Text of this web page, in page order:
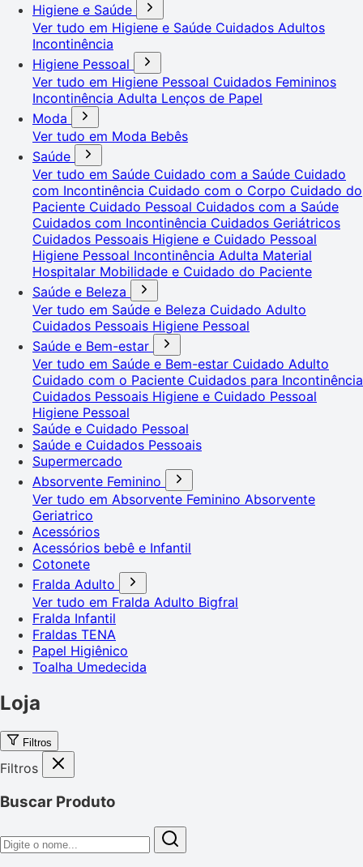
Higiene e Saúde
Ver tudo em Higiene e Saúde Cuidados Adultos
Incontinência
Higiene Pessoal
Ver tudo em Higiene Pessoal Cuidados Femininos
Incontinência Adulta Lenços de Papel
Moda
Ver tudo em Moda Bebês
Saúde
Ver tudo em Saúde Cuidado com a Saúde Cuidado
com Incontinência Cuidado com o Corpo Cuidado do
Paciente Cuidado Pessoal Cuidados com a Saúde
Cuidados com Incontinência Cuidados Geriátricos
Cuidados Pessoais Higiene e Cuidado Pessoal
Higiene Pessoal Incontinência Adulta Material
Hospitalar Mobilidade e Cuidado do Paciente
Saúde e Beleza
Ver tudo em Saúde e Beleza Cuidado Adulto
Cuidados Pessoais Higiene Pessoal
Saúde e Bem-estar
Ver tudo em Saúde e Bem-estar Cuidado Adulto
Cuidado com o Paciente Cuidados para Incontinência
Cuidados Pessoais Higiene e Cuidado Pessoal
Higiene Pessoal
Saúde e Cuidado Pessoal
Saúde e Cuidados Pessoais
Supermercado
Absorvente Feminino
Ver tudo em Absorvente Feminino Absorvente
Geriatrico
Acessórios
Acessórios bebê e Infantil
Cotonete
Fralda Adulto
Ver tudo em Fralda Adulto Bigfral
Fralda Infantil
Fraldas TENA
Papel Higiênico
Toalha Umedecida
Loja
Filtros
Filtros
Buscar Produto